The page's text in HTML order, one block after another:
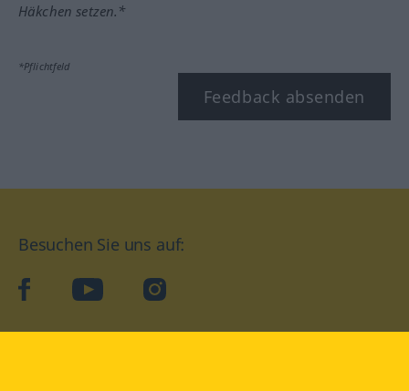
Häkchen setzen.*
*Pflichtfeld
Feedback absenden
Besuchen Sie uns auf:
facebookYouTube Instagram